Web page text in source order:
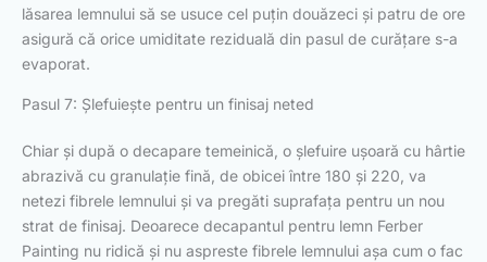
lăsarea lemnului să se usuce cel puțin douăzeci și patru de ore
asigură că orice umiditate reziduală din pasul de curățare s-a
evaporat.
Pasul 7: Șlefuiește pentru un finisaj neted
Chiar și după o decapare temeinică, o șlefuire ușoară cu hârtie
abrazivă cu granulație fină, de obicei între 180 și 220, va
netezi fibrele lemnului și va pregăti suprafața pentru un nou
strat de finisaj. Deoarece decapantul pentru lemn Ferber
Painting nu ridică și nu aspreste fibrele lemnului așa cum o fac